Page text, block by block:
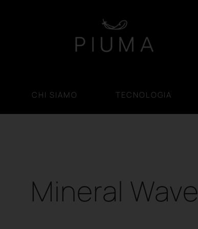
CHI SIAMO TECNOLOGIA
Mineral Wave